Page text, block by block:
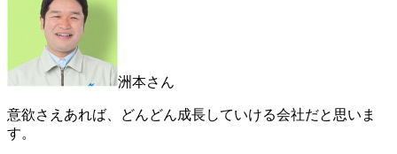
洲本さん
意欲さえあれば、どんどん成長していける会社だと思いま
す。